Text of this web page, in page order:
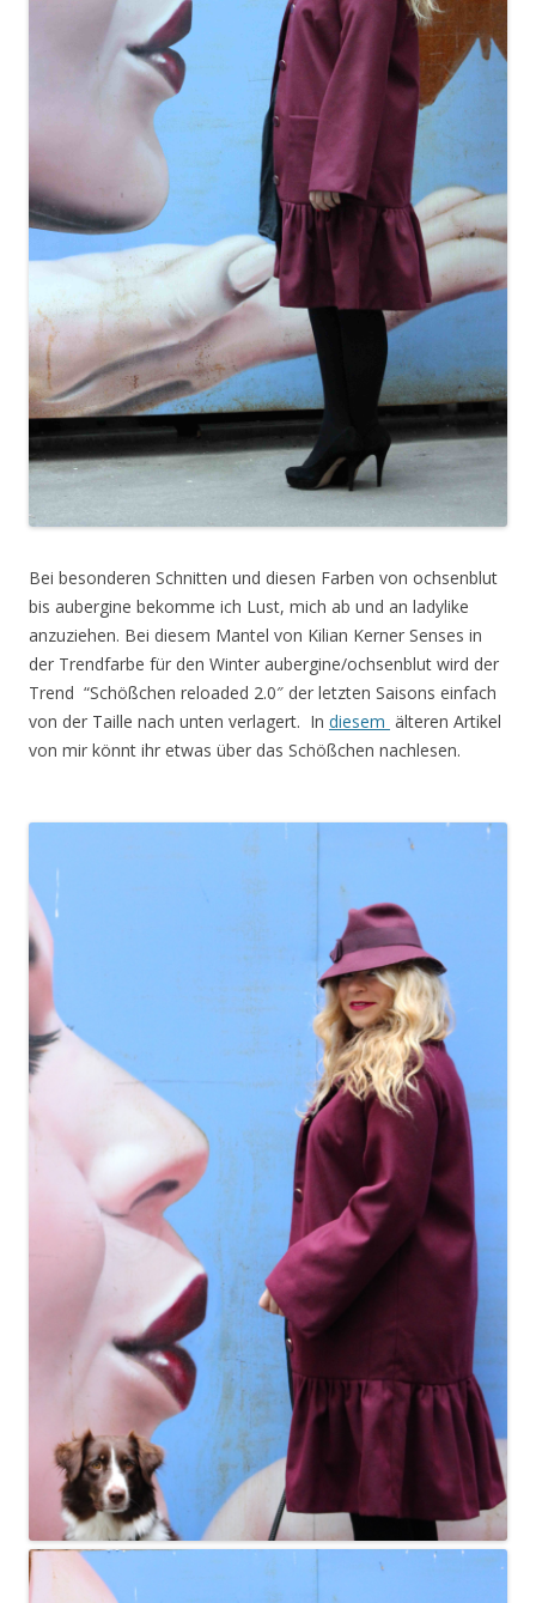
Bei besonderen Schnitten und diesen Farben von ochsenblut
bis aubergine bekomme ich Lust, mich ab und an ladylike
anzuziehen. Bei diesem Mantel von Kilian Kerner Senses in
der Trendfarbe für den Winter aubergine/ochsenblut wird der
Trend “Schößchen reloaded 2.0″ der letzten Saisons einfach
von der Taille nach unten verlagert. In diesem älteren Artikel
von mir könnt ihr etwas über das Schößchen nachlesen.